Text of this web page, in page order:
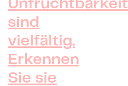
Unfruchtbarkeit
sind
vielfältig.
Erkennen
Sie sie